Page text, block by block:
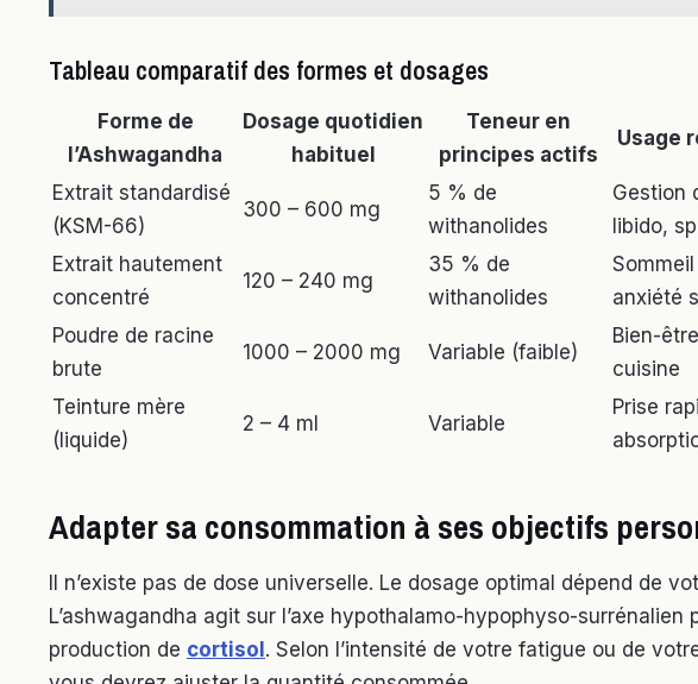
Tableau comparatif des formes et dosages
Forme de
l’Ashwagandha
Dosage quotidien
habituel
Teneur en
principes actifs
Usage
Extrait standardisé
(KSM-66)
300 – 600 mg
5 % de
withanolides
Gestion
libido,
Extrait hautement
concentré
120 – 240 mg
35 % de
withanolides
anxiété
Poudre de racine
brute
1000 – 2000 mg Variable (faible)
Bien-
cuisine
Teinture mère
(liquide)
2 – 4 ml Variable
Prise
Adapter sa consommation à ses objectifs
Il n’existe pas de dose universelle. Le dosage optimal dépend de
L’ashwagandha agit sur l’axe hypothalamo-hypophyso-surrénalien
production de cortisol . Selon l’intensité de votre fatigue ou de